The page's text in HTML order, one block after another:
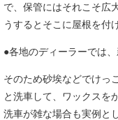
で、保管にはそれこそ広
うするとそこに屋根を付
●各地のディーラーでは
そのため砂埃などでけっ
と洗車して、ワックスを
洗車が雑な場合も実例と